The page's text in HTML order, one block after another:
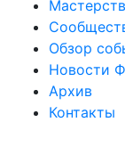
Обзор
Новости
Архив
Контакты